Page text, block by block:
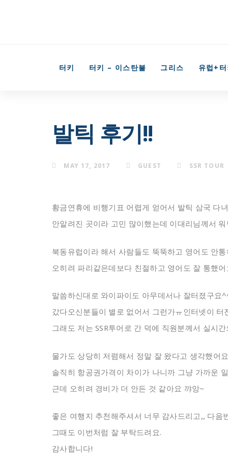
터키 터키 – 이스탄불 그리스 유럽+터
발틱 후기!!
MAY 17, 2017 GUEST SSR TOUR
황금연휴에 비행기표 어렵게 얻어서 발틱 삼국 다
안알려진 곳이라 고민 많이했는데 이대리님께서
북동유럽이라 해서 사람들도 뚝뚝하고 영어도 안
오히려 파리같은데보다 친절하고 영어도 잘 통했어
말씀하신대로 와이파이도 아무데서나 잘터졌구요
갔다오신분들이 별로 없어서 그런가ㅠ인터넷이
그래도 저는 SSR투어로 간 덕에 직원분께서 실시
물가도 상당히 저렴해서 정말 잘 왔다고 생각했어
솔직히 항공권가격이 차이가 나니까 그냥 가까운
근데 오히려 경비가 더 안든 것 같아요 꺄앙~
좋은 여행지 추천해주셔서 너무 감사드리고,, 다음
그때도 이번처럼 잘 부탁드려요.
감사합니다!